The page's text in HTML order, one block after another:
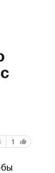
1